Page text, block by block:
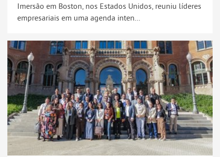
Imersão em Boston, nos Estados Unidos, reuniu líderes
empresariais em uma agenda inten...